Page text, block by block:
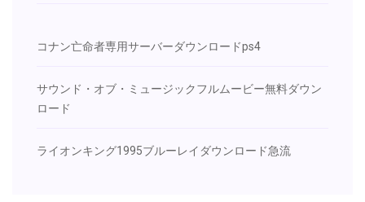
コナン亡命者専用サーバーダウンロードps4
サウンド・オブ・ミュージックフルムービー無料ダウン
ロード
ライオンキング1995ブルーレイダウンロード急流